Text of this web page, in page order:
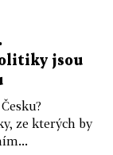
jsou
ze kterých by